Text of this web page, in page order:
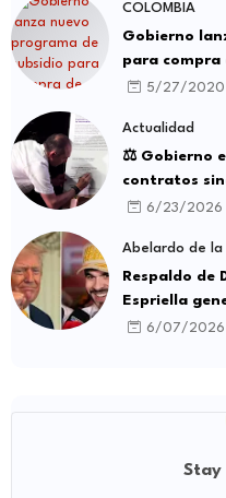
COLOMBIA
Gobierno
para compra
5/27/2020
Actualidad
⚖️ Gobierno
contratos
6/23/2026
Abelardo de la
Respaldo de
Espriella
influencia
6/07/2026